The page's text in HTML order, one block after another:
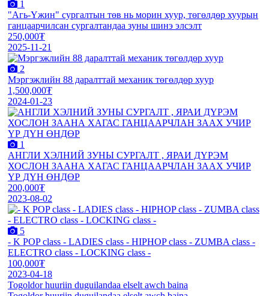
1
"Агь-Үжин" сургалтын төв нь морин хуур, төгөлдөр хуурын
ганцаарчилсан сургалтандаа зуны шинэ элсэлт
250,000₮
2025-11-21
2
Мэргэжлийн 88 даралттай механик төгөлдөр хуур
1,500,000₮
2024-01-23
1
АНГЛИ ХЭЛНИЙ ЗУНЫ СУРГАЛТ , ЯРАИ ДҮРЭМ
ХОСЛОН ЗААНА ХАГАС ГАНЦААРЧЛАН ЗААХ УЧИР
ҮР ДҮН ӨНДӨР
200,000₮
2023-08-02
5
- K POP class - LADIES class - HIPHOP class - ZUMBA class -
ELECTRO class - LOCKING class -
100,000₮
2023-04-18
Togoldor huuriin duguilandaa elselt awch baina